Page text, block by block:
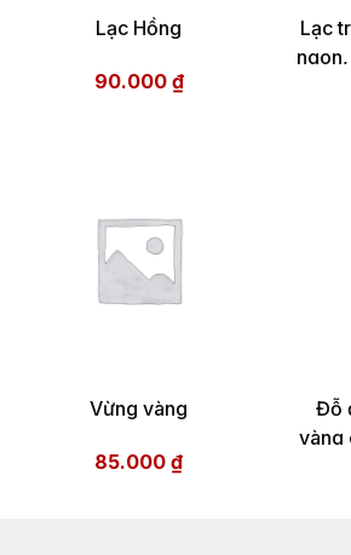
Lạc Hồng
90.000 ₫
Lạc
Vừng vàng
85.000 ₫
Đỗ
vàng